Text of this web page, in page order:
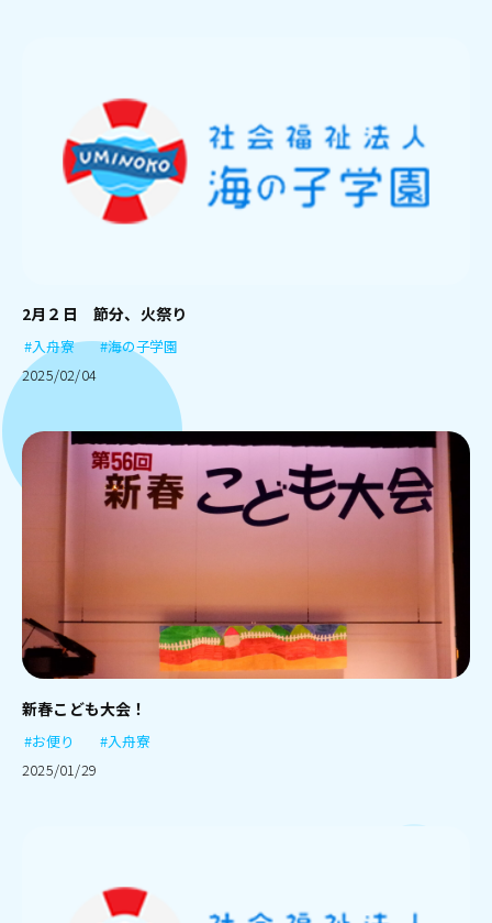
2月２日 節分、火祭り
#入舟寮
#海の子学園
2025/02/04
新春こども大会！
#お便り
#入舟寮
2025/01/29